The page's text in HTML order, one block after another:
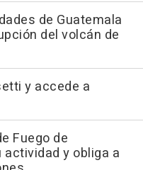
de Guatemala
del volcán de
y accede a
Fuego de
y obliga a